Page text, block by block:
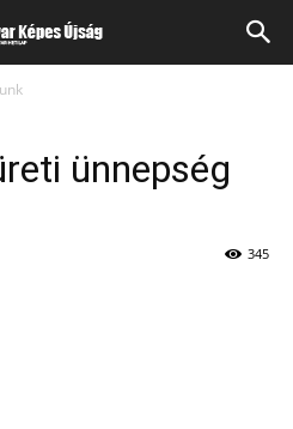
ünnepség
345